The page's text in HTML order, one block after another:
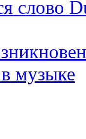
слово
музыке